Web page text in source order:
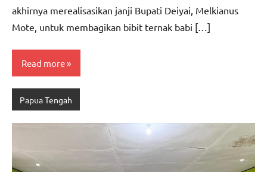
akhirnya merealisasikan janji Bupati Deiyai, Melkianus
Mote, untuk membagikan bibit ternak babi […]
Read more
Papua Tengah